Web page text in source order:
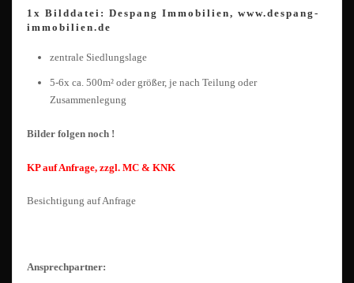
1x Bilddatei: Despang Immobilien, www.despang-
immobilien.de
zentrale Siedlungslage
5-6x ca. 500m² oder größer, je nach Teilung oder
Zusammenlegung
Bilder folgen noch !
KP auf Anfrage, zzgl. MC & KNK
Besichtigung auf Anfrage
Ansprechpartner: